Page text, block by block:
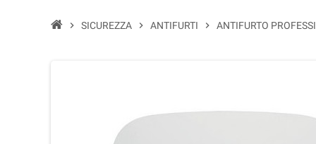
chevron_right SICUREZZA chevron_right ANTIFURTI chevron_right ANTIFURTO